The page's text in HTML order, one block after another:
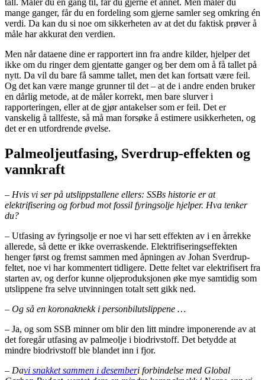
tall. Måler du en gang til, får du gjerne et annet. Men måler du
mange ganger, får du en fordeling som gjerne samler seg omkring én
verdi. Da kan du si noe om sikkerheten av at det du faktisk prøver å
måle har akkurat den verdien.
Men når dataene dine er rapportert inn fra andre kilder, hjelper det
ikke om du ringer dem gjentatte ganger og ber dem om å få tallet på
nytt. Da vil du bare få samme tallet, men det kan fortsatt være feil.
Og det kan være mange grunner til det – at de i andre enden bruker
en dårlig metode, at de måler korrekt, men bare slurver i
rapporteringen, eller at de gjør antakelser som er feil. Det er
vanskelig å tallfeste, så må man forsøke å estimere usikkerheten, og
det er en utfordrende øvelse.
Palmeoljeutfasing, Sverdrup-effekten og
vannkraft
– Hvis vi ser på utslippstallene ellers: SSBs historie er at
elektrifisering og forbud mot fossil fyringsolje hjelper. Hva tenker
du?
– Utfasing av fyringsolje er noe vi har sett effekten av i en årrekke
allerede, så dette er ikke overraskende. Elektrifiseringseffekten
henger først og fremst sammen med åpningen av Johan Sverdrup-
feltet, noe vi har kommentert tidligere. Dette feltet var elektrifisert fra
starten av, og derfor kunne oljeproduksjonen øke mye samtidig som
utslippene fra selve utvinningen totalt sett gikk ned.
– Og så en koronaknekk i personbilutslippene …
– Ja, og som SSB minner om blir den litt mindre imponerende av at
det foregår utfasing av palmeolje i biodrivstoff. Det betydde at
mindre biodrivstoff ble blandet inn i fjor.
– Davi snakket sammen i desemberi forbindelse med Global